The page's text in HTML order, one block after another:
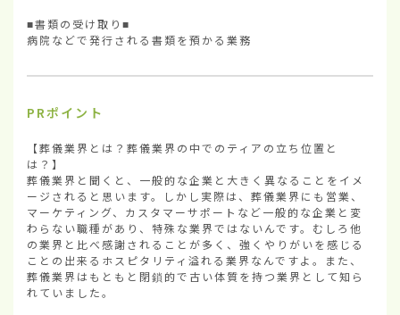
■書類の受け取り■
病院などで発行される書類を預かる業務
PRポイント
【葬儀業界とは？葬儀業界の中でのティアの立ち位置と
は？】
葬儀業界と聞くと、一般的な企業と大きく異なることをイメ
ージされると思います。しかし実際は、葬儀業界にも営業、
マーケティング、カスタマーサポートなど一般的な企業と変
わらない職種があり、特殊な業界ではないんです。むしろ他
の業界と比べ感謝されることが多く、強くやりがいを感じる
ことの出来るホスピタリティ溢れる業界なんですよ。また、
葬儀業界はもともと閉鎖的で古い体質を持つ業界として知ら
れていました。